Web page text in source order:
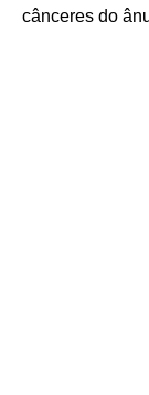
cânceres do